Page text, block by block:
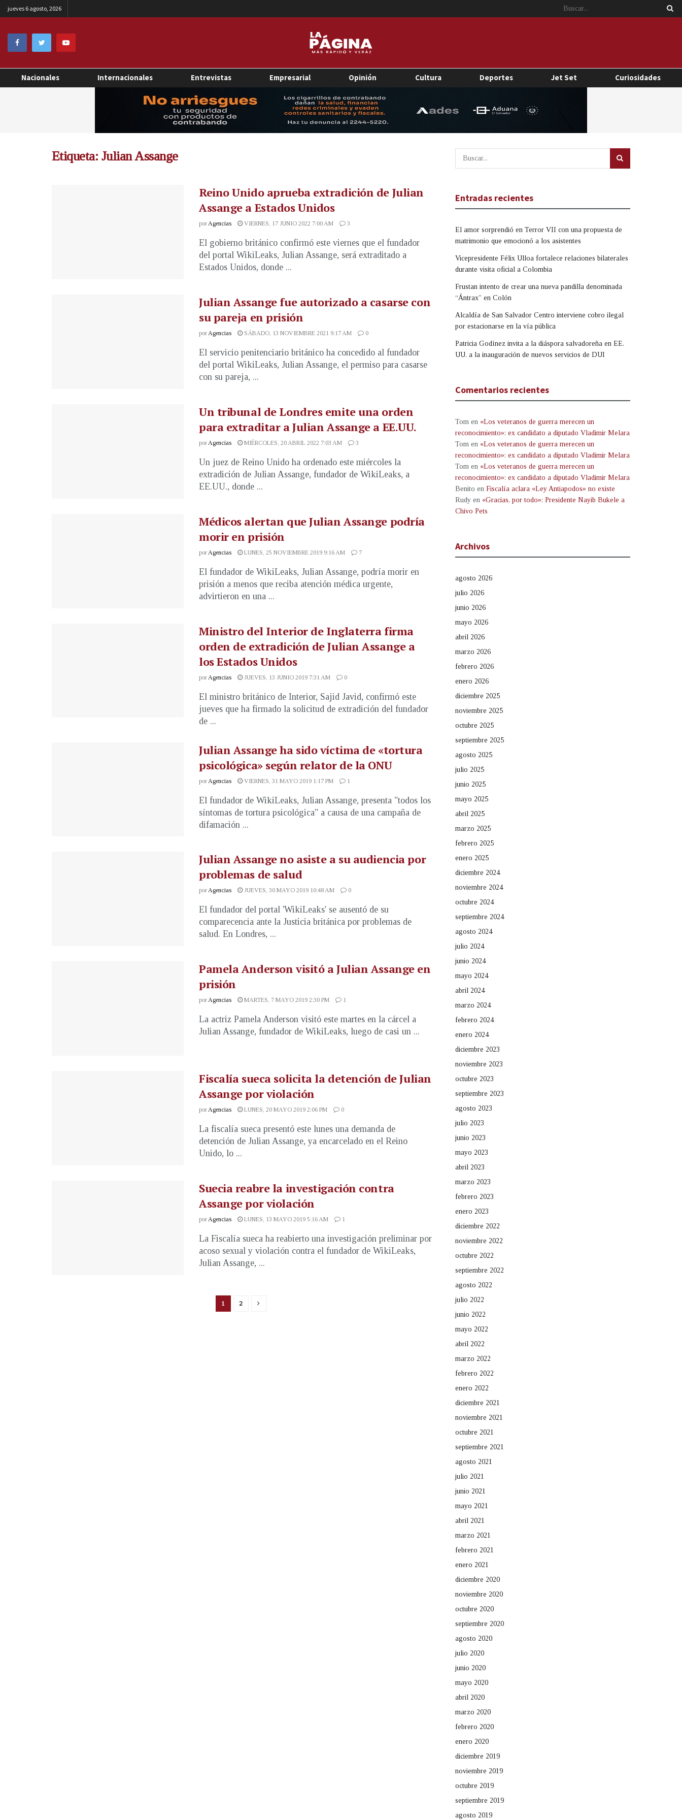
jueves 6 agosto, 2026
Nacionales Internacionales Entrevistas Empresarial Opinión Cultura Deportes Jet Set Curiosidades
Etiqueta: Julian Assange
Reino Unido aprueba extradición de Julian
Assange a Estados Unidos
porAgencias VIERNES, 17 JUNIO 2022 7:00 AM 3
El gobierno británico confirmó este viernes que el fundador
del portal WikiLeaks, Julian Assange, será extraditado a
Estados Unidos, donde ...
Julian Assange fue autorizado a casarse con
su pareja en prisión
porAgencias SÁBADO, 13 NOVIEMBRE 2021 9:17 AM 0
El servicio penitenciario británico ha concedido al fundador
del portal WikiLeaks, Julian Assange, el permiso para casarse
con su pareja, ...
Un tribunal de Londres emite una orden
para extraditar a Julian Assange a EE.UU.
por Agencias MIÉRCOLES, 20 ABRIL 2022 7:03 AM 3
Un juez de Reino Unido ha ordenado este miércoles la
extradición de Julian Assange, fundador de WikiLeaks, a
EE.UU., donde ...
Médicos alertan que Julian Assange podría
morir en prisión
por Agencias LUNES, 25 NOVIEMBRE 2019 9:16 AM 7
El fundador de WikiLeaks, Julian Assange, podría morir en
prisión a menos que reciba atención médica urgente,
advirtieron en una ...
Ministro del Interior de Inglaterra firma
orden de extradición de Julian Assange a
los Estados Unidos
por Agencias JUEVES, 13 JUNIO 2019 7:31 AM 0
El ministro británico de Interior, Sajid Javid, confirmó este
jueves que ha firmado la solicitud de extradición del fundador
de ...
Julian Assange ha sido víctima de «tortura
psicológica» según relator de la ONU
por Agencias VIERNES, 31 MAYO 2019 1:17 PM 1
El fundador de WikiLeaks, Julian Assange, presenta "todos los
síntomas de tortura psicológica" a causa de una campaña de
difamación ...
Julian Assange no asiste a su audiencia por
problemas de salud
porAgencias JUEVES, 30 MAYO 2019 10:48 AM 0
El fundador del portal 'WikiLeaks' se ausentó de su
comparecencia ante la Justicia británica por problemas de
salud. En Londres, ...
Pamela Anderson visitó a Julian Assange en
prisión
porAgencias MARTES, 7 MAYO 2019 2:30 PM 1
La actriz Pamela Anderson visitó este martes en la cárcel a
Julian Assange, fundador de WikiLeaks, luego de casi un ...
Fiscalía sueca solicita la detención de Julian
Assange por violación
porAgencias LUNES, 20 MAYO 2019 2:06 PM 0
La fiscalía sueca presentó este lunes una demanda de
detención de Julian Assange, ya encarcelado en el Reino
Unido, lo ...
Suecia reabre la investigación contra
Assange por violación
porAgencias LUNES, 13 MAYO 2019 5:16 AM 1
La Fiscalía sueca ha reabierto una investigación preliminar por
acoso sexual y violación contra el fundador de WikiLeaks,
Julian Assange, ...
1 2
Entradas recientes
El amor sorprendió en Terror VII con una propuesta de
matrimonio que emocionó a los asistentes
Vicepresidente Félix Ulloa fortalece relaciones bilaterales
durante visita oficial a Colombia
Frustan intento de crear una nueva pandilla denominada
“Ántrax” en Colón
Alcaldía de San Salvador Centro interviene cobro ilegal
por estacionarse en la vía pública
Patricia Godínez invita a la diáspora salvadoreña en EE.
UU. a la inauguración de nuevos servicios de DUI
Comentarios recientes
Tom en «Los veteranos de guerra merecen un
reconocimiento»: ex candidato a diputado Vladimir Melara
Tom en «Los veteranos de guerra merecen un
reconocimiento»: ex candidato a diputado Vladimir Melara
Tom en «Los veteranos de guerra merecen un
reconocimiento»: ex candidato a diputado Vladimir Melara
Benito en Fiscalía aclara «Ley Antiapodos» no existe
Rudy en «Gracias, por todo»: Presidente Nayib Bukele a
Chivo Pets
Archivos
agosto 2026
julio 2026
junio 2026
mayo 2026
abril 2026
marzo 2026
febrero 2026
enero 2026
diciembre 2025
noviembre 2025
octubre 2025
septiembre 2025
agosto 2025
julio 2025
junio 2025
mayo 2025
abril 2025
marzo 2025
febrero 2025
enero 2025
diciembre 2024
noviembre 2024
octubre 2024
septiembre 2024
agosto 2024
julio 2024
junio 2024
mayo 2024
abril 2024
marzo 2024
febrero 2024
enero 2024
diciembre 2023
noviembre 2023
octubre 2023
septiembre 2023
agosto 2023
julio 2023
junio 2023
mayo 2023
abril 2023
marzo 2023
febrero 2023
enero 2023
diciembre 2022
noviembre 2022
octubre 2022
septiembre 2022
agosto 2022
julio 2022
junio 2022
mayo 2022
abril 2022
marzo 2022
febrero 2022
enero 2022
diciembre 2021
noviembre 2021
octubre 2021
septiembre 2021
agosto 2021
julio 2021
junio 2021
mayo 2021
abril 2021
marzo 2021
febrero 2021
enero 2021
diciembre 2020
noviembre 2020
octubre 2020
septiembre 2020
agosto 2020
julio 2020
junio 2020
mayo 2020
abril 2020
marzo 2020
febrero 2020
enero 2020
diciembre 2019
noviembre 2019
octubre 2019
septiembre 2019
agosto 2019